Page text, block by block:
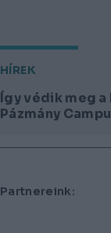
HÍREK
Így védik meg
Pázmány
Lábléc
Partnereink: